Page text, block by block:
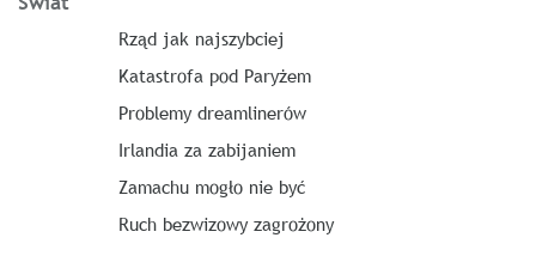
Rząd jak najszybciej
Katastrofa pod Paryżem
Problemy dreamlinerów
Irlandia za zabijaniem
Zamachu mogło nie być
Ruch bezwizowy zagrożony